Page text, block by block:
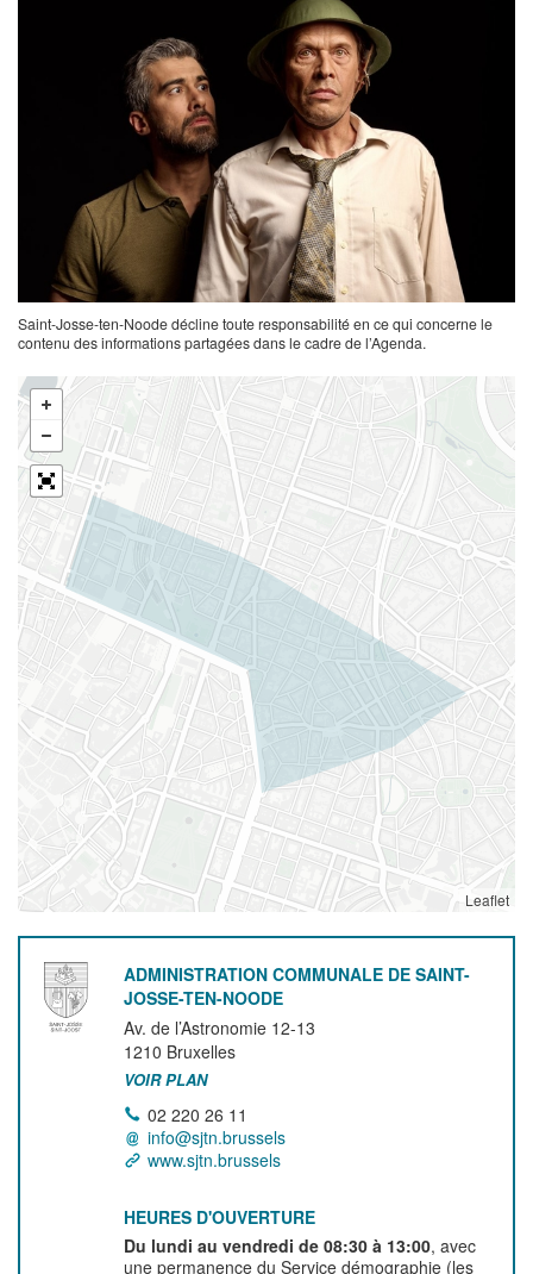
Saint-Josse-ten-Noode décline toute responsabilité en ce qui concerne le
contenu des informations partagées dans le cadre de l’Agenda.
Leaflet
ADMINISTRATION COMMUNALE DE SAINT-
JOSSE-TEN-NOODE
Av. de l’Astronomie 12-13
1210 Bruxelles
VOIR PLAN
02 220 26 11
info@sjtn.brussels
www.sjtn.brussels
HEURES D'OUVERTURE
Du lundi au vendredi de 08:30 à 13:00, avec
une permanence du Service démographie (les